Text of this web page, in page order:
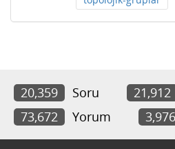
20,359 Soru 21,912
73,672
Yorum